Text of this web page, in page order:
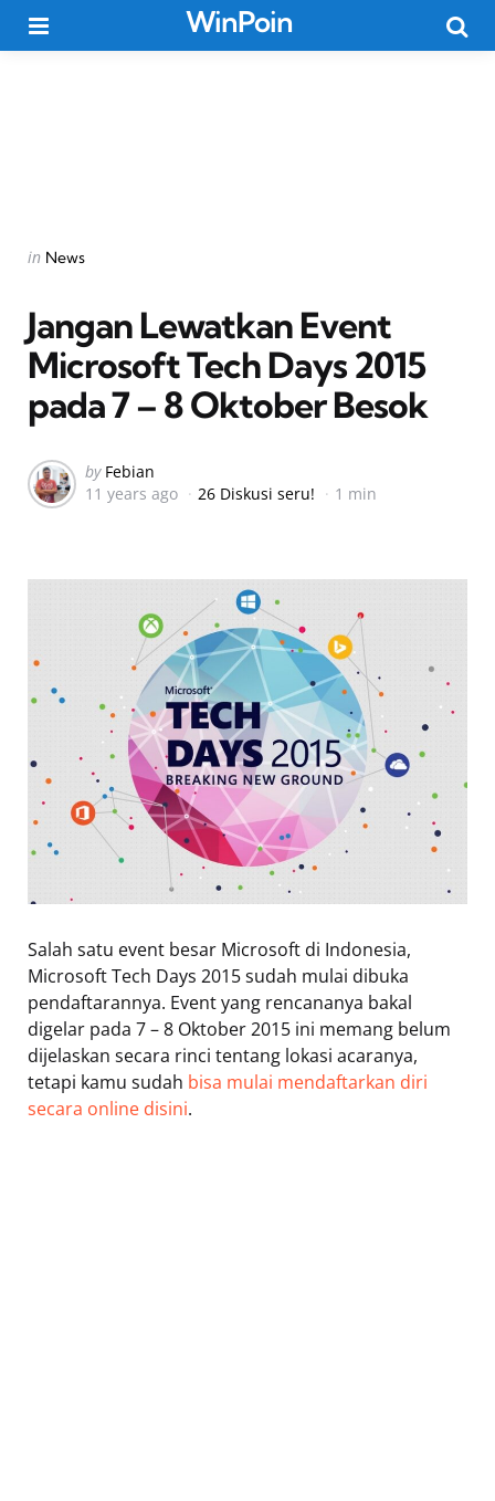
WinPoin
Categories
Posted
in News
Jangan Lewatkan Event
Microsoft Tech Days 2015
pada 7 – 8 Oktober Besok
Posted
by
by Febian
11 years ago
26 Diskusi seru! 1 min
Salah satu event besar Microsoft di Indonesia,
Microsoft Tech Days 2015 sudah mulai dibuka
pendaftarannya. Event yang rencananya bakal
digelar pada 7 – 8 Oktober 2015 ini memang belum
dijelaskan secara rinci tentang lokasi acaranya,
tetapi kamu sudah bisa mulai mendaftarkan diri
secara online disini.